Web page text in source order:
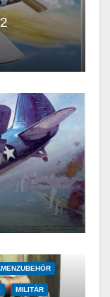
MILITÄR